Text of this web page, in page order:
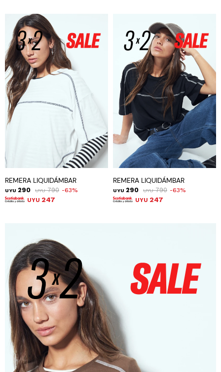
REMERA LIQUIDÁMBAR
UYU 290 UYU 790 63
UYU 247
REMERA LIQUIDÁMBAR
UYU 290 UYU 790 63
UYU 247